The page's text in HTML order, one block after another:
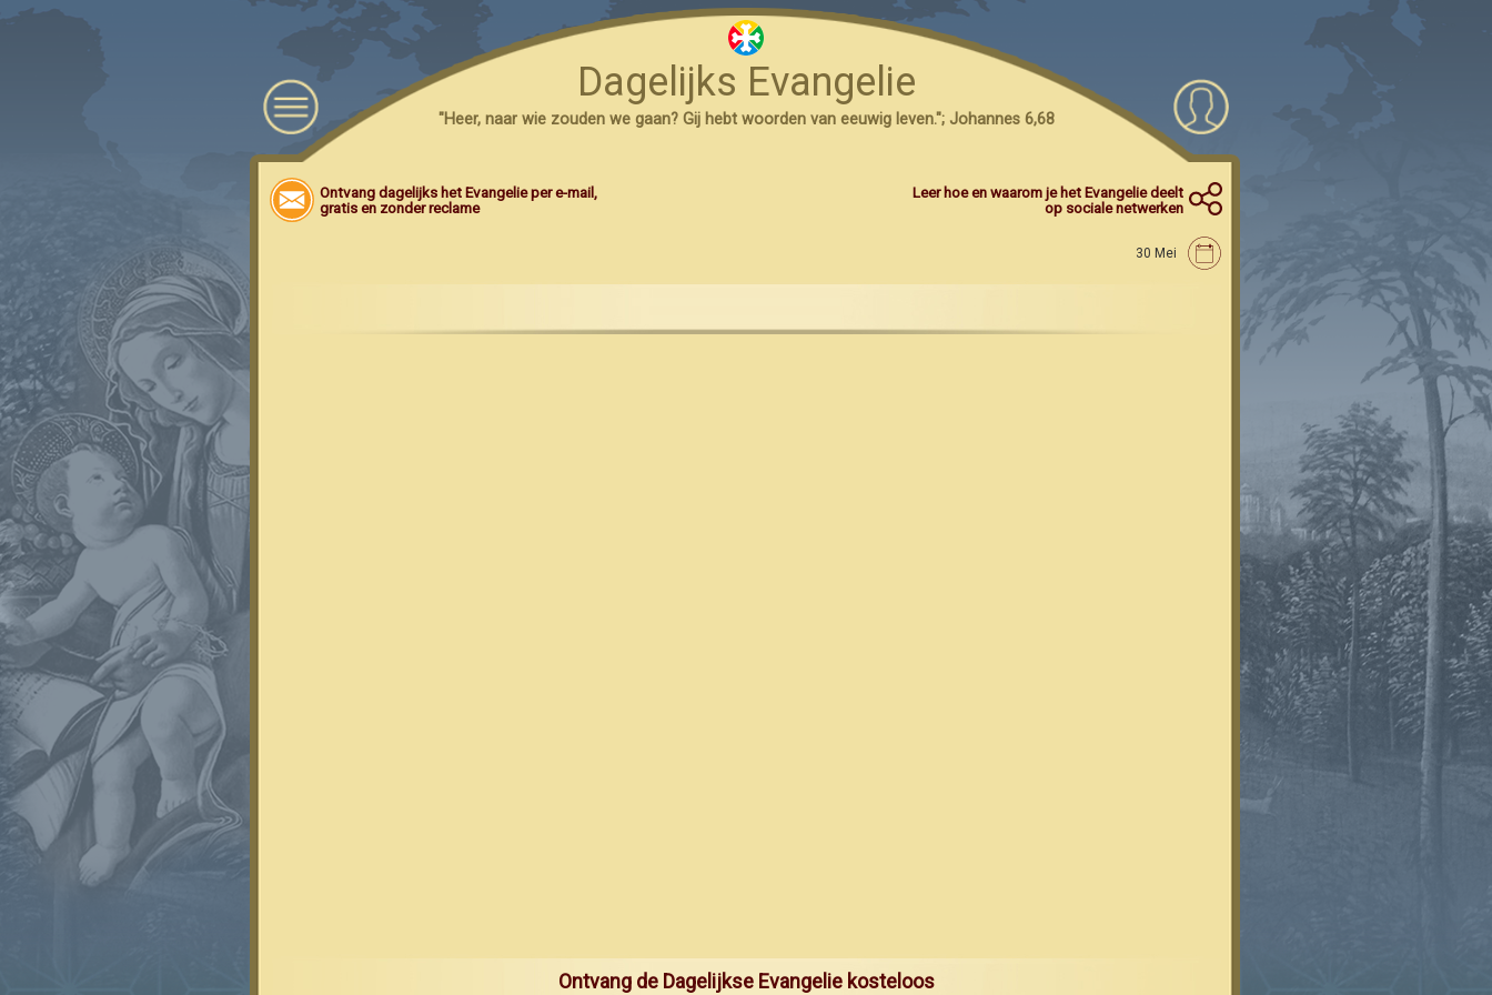
Dagelijks Evangelie
"Heer, naar wie zouden we gaan? Gij hebt woorden van eeuwig leven."; Johannes 6,68
Ontvang dagelijks het Evangelie per e-mail,
gratis en zonder reclame
Leer hoe en waarom je het Evangelie deelt
op sociale netwerken
30 Mei
Ontvang de Dagelijkse Evangelie kosteloos